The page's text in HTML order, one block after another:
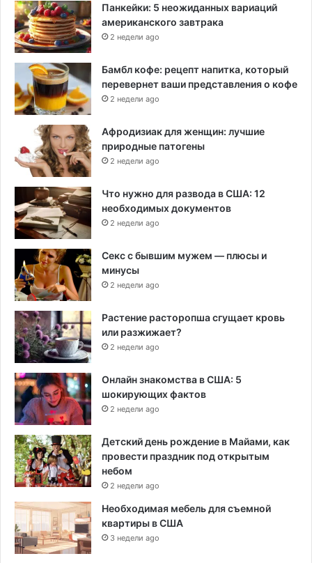
Панкейки: 5 неожиданных вариаций
американского завтрака
2 недели ago
Бамбл кофе: рецепт напитка, который
перевернет ваши представления о кофе
2 недели ago
Афродизиак для женщин: лучшие
природные патогены
2 недели ago
Что нужно для развода в США: 12
необходимых документов
2 недели ago
Секс с бывшим мужем — плюсы и
минусы
2 недели ago
Растение расторопша сгущает кровь
или разжижает?
2 недели ago
Онлайн знакомства в США: 5
шокирующих фактов
2 недели ago
Детский день рождение в Майами, как
провести праздник под открытым
небом
2 недели ago
Необходимая мебель для съемной
квартиры в США
3 недели ago